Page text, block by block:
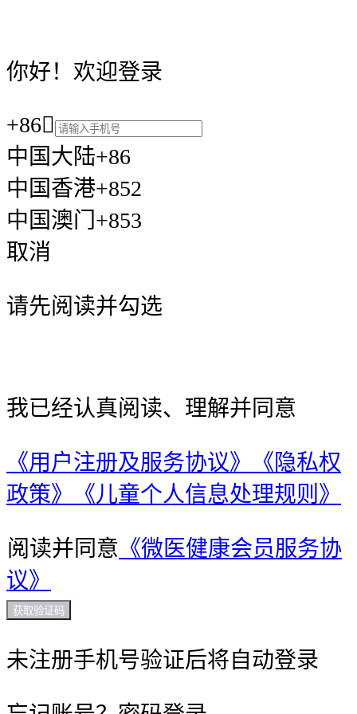
你好！欢迎登录
+86
中国大陆+86
中国香港+852
中国澳门+853
取消
请先阅读并勾选
我已经认真阅读、理解并同意
《用户注册及服务协议》
《隐私权
政策》
《儿童个人信息处理规则》
阅读并同意 《微医健康会员服务协
议》
获取验证码
未注册手机号验证后将自动登录